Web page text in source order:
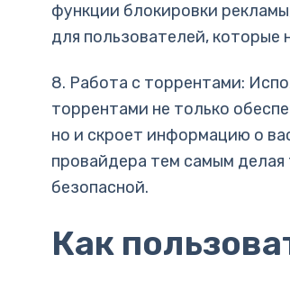
функции блокировки
для пользователей, которые
8. Работа с торрентами:
торрентами не только
но и скроет информацию о
провайдера тем самым
безопасной.
Как